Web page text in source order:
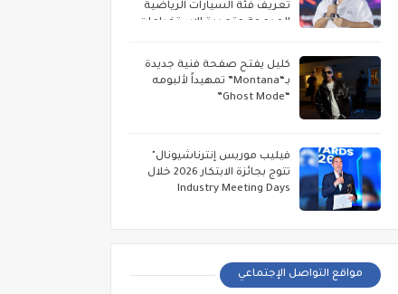
تعريف فئة السيارات الرياضية
المدمجة متعددة الاستخدامات
كليل يفتح صفحة فنية جديدة
بـ“Montana” تمهيداً لألبومه
“Ghost Mode”
فيليب موريس إنترناشيونال"
تتوج بجائزة الابتكار 2026 خلال
Industry Meeting Days
مواقع التواصل الإجتماعي